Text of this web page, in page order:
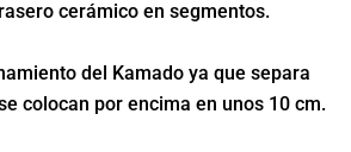
cerámico en segmentos.
del Kamado ya que separa
colocan por encima en unos 10 cm.